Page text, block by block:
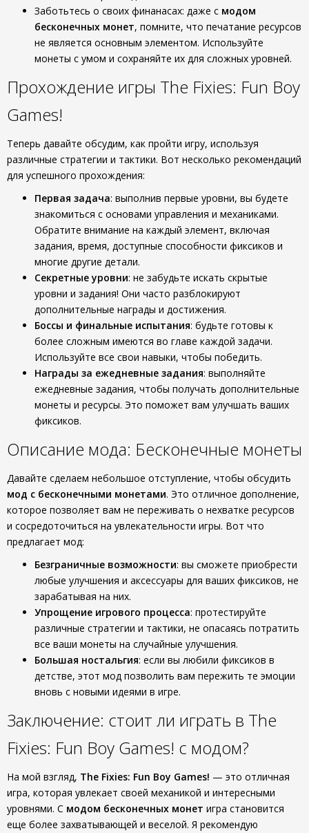
Заботьтесь о своих финанасах: даже с модом
бесконечных монет, помните, что печатание ресурсов
не является основным элементом. Используйте
монеты с умом и сохраняйте их для сложных уровней.
Прохождение игры The Fixies: Fun Boy
Games!
Теперь давайте обсудим, как пройти игру, используя
различные стратегии и тактики. Вот несколько рекомендаций
для успешного прохождения:
Первая задача: выполнив первые уровни, вы будете
знакомиться с основами управления и механиками.
Обратите внимание на каждый элемент, включая
задания, время, доступные способности фиксиков и
многие другие детали.
Секретные уровни: не забудьте искать скрытые
уровни и задания! Они часто разблокируют
дополнительные награды и достижения.
Боссы и финальные испытания: будьте готовы к
более сложным имеются во главе каждой задачи.
Используйте все свои навыки, чтобы победить.
Награды за ежедневные задания: выполняйте
ежедневные задания, чтобы получать дополнительные
монеты и ресурсы. Это поможет вам улучшать ваших
фиксиков.
Описание мода: Бесконечные монеты
Давайте сделаем небольшое отступление, чтобы обсудить
мод с бесконечными монетами. Это отличное дополнение,
которое позволяет вам не переживать о нехватке ресурсов
и сосредоточиться на увлекательности игры. Вот что
предлагает мод:
Безграничные возможности: вы сможете приобрести
любые улучшения и аксессуары для ваших фиксиков, не
зарабатывая на них.
Упрощение игрового процесса: протестируйте
различные стратегии и тактики, не опасаясь потратить
все ваши монеты на случайные улучшения.
Большая ностальгия: если вы любили фиксиков в
детстве, этот мод позволить вам пережить те эмоции
вновь с новыми идеями в игре.
Заключение: стоит ли играть в The
Fixies: Fun Boy Games! с модом?
На мой взгляд, The Fixies: Fun Boy Games! — это отличная
игра, которая увлекает своей механикой и интересными
уровнями. С модом бесконечных монет игра становится
еще более захватывающей и веселой. Я рекомендую